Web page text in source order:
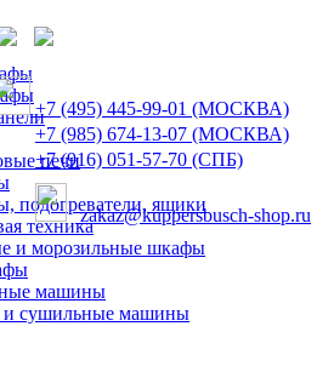
печи
подогреватели, ящики
техника
и морозильные шкафы
машины
и сушильные машины
+7 (495) 445-99-01 (МОСКВА)
+7 (985) 674-13-07 (МОСКВА)
+7 (916) 051-57-70 (СПБ)
zakaz@kuppersbusch-shop.ru